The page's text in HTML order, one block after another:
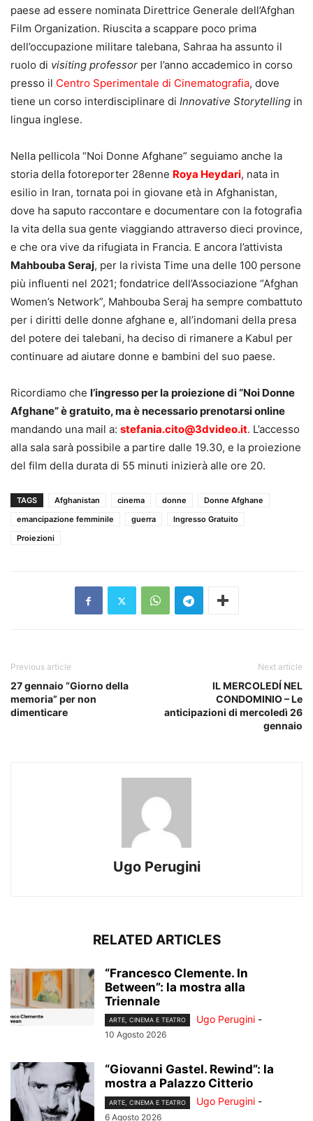
paese ad essere nominata Direttrice Generale dell’Afghan
Film Organization. Riuscita a scappare poco prima
dell’occupazione militare talebana, Sahraa ha assunto il
ruolo di visiting professor per l’anno accademico in corso
presso il Centro Sperimentale di Cinematografia, dove
tiene un corso interdisciplinare di Innovative Storytelling in
lingua inglese.
Nella pellicola “Noi Donne Afghane” seguiamo anche la
storia della fotoreporter 28enne Roya Heydari, nata in
esilio in Iran, tornata poi in giovane età in Afghanistan,
dove ha saputo raccontare e documentare con la fotografia
la vita della sua gente viaggiando attraverso dieci province,
e che ora vive da rifugiata in Francia. E ancora l’attivista
Mahbouba Seraj, per la rivista Time una delle 100 persone
più influenti nel 2021; fondatrice dell’Associazione “Afghan
Women’s Network”, Mahbouba Seraj ha sempre combattuto
per i diritti delle donne afghane e, all’indomani della presa
del potere dei talebani, ha deciso di rimanere a Kabul per
continuare ad aiutare donne e bambini del suo paese.
Ricordiamo che l’ingresso per la proiezione di “Noi Donne
Afghane” è gratuito, ma è necessario prenotarsi online
mandando una mail a: stefania.cito@3dvideo.it. L’accesso
alla sala sarà possibile a partire dalle 19.30, e la proiezione
del film della durata di 55 minuti inizierà alle ore 20.
TAGS Afghanistan cinema donne
Donne Afghane
emancipazione femminile
guerra
Ingresso Gratuito
Proiezioni
Previous article
27 gennaio “Giorno della
memoria” per non
dimenticare
Next article
IL MERCOLEDÍ NEL
CONDOMINIO – Le
anticipazioni di mercoledì 26
gennaio
Ugo Perugini
RELATED ARTICLES
“Francesco Clemente. In
Between”: la mostra alla
Triennale
ARTE, CINEMA E TEATRO Ugo Perugini -
10 Agosto 2026
“Giovanni Gastel. Rewind”: la
mostra a Palazzo Citterio
ARTE, CINEMA E TEATRO Ugo Perugini -
6 Agosto 2026